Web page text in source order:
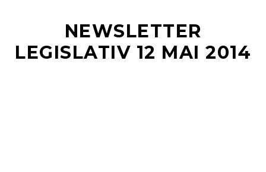
NEWSLETTER
LEGISLATIV 12 MAI 2014